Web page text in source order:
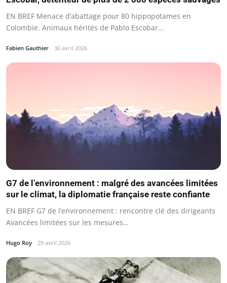
EN BREF Menace d’abattage pour 80 hippopotames en
Colombie. Animaux hérités de Pablo Escobar…
Fabien Gauthier 30 avril 2026
G7 de l’environnement : malgré des avancées limitées
sur le climat, la diplomatie française reste confiante
EN BREF G7 de l’environnement : rencontre clé des dirigeants
Avancées limitées sur les mesures…
Hugo Roy 29 avril 2026